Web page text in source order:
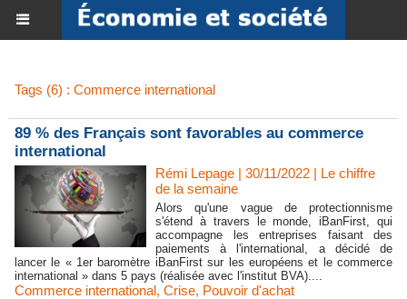
Tags (6) : Commerce international
89 % des Français sont favorables au commerce
international
Rémi Lepage | 30/11/2022 | Le chiffre
de la semaine
Alors qu'une vague de protectionnisme
s'étend à travers le monde, iBanFirst, qui
accompagne les entreprises faisant des
paiements à l'international, a décidé de
lancer le « 1er baromètre iBanFirst sur les européens et le commerce
international » dans 5 pays (réalisée avec l'institut BVA)....
Commerce international, Crise, Pouvoir d'achat